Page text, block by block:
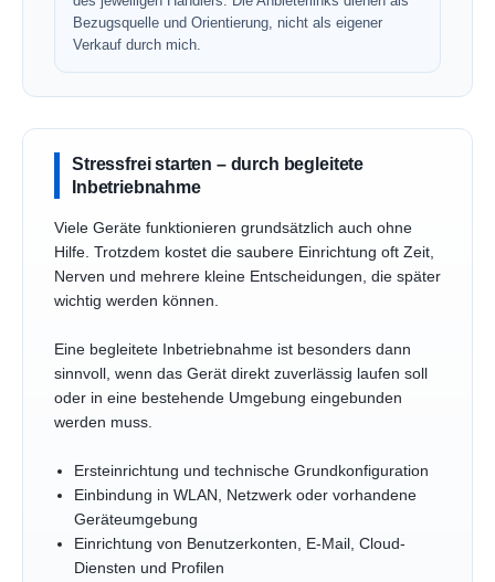
Bezugsquelle und Orientierung, nicht als eigener
Verkauf durch mich.
Stressfrei starten – durch begleitete
Inbetriebnahme
Viele Geräte funktionieren grundsätzlich auch ohne
Hilfe. Trotzdem kostet die saubere Einrichtung oft Zeit,
Nerven und mehrere kleine Entscheidungen, die später
wichtig werden können.
Eine begleitete Inbetriebnahme ist besonders dann
sinnvoll, wenn das Gerät direkt zuverlässig laufen soll
oder in eine bestehende Umgebung eingebunden
werden muss.
Ersteinrichtung und technische Grundkonfiguration
Einbindung in WLAN, Netzwerk oder vorhandene
Geräteumgebung
Einrichtung von Benutzerkonten, E-Mail, Cloud-
Diensten und Profilen